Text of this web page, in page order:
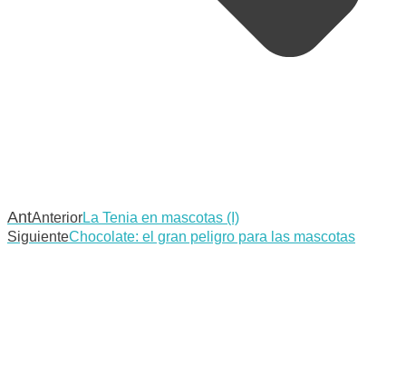
AntAnteriorLa Tenia en mascotas (I)
SiguienteChocolate: el gran peligro para las mascotas